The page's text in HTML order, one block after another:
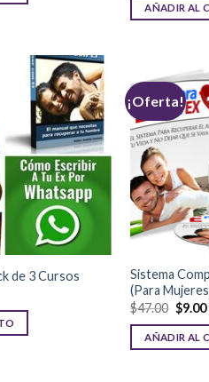
AÑADIR AL
de 3 Cursos
¡Oferta!
Sistema
(Para
$47.00 $9.00
AÑADIR AL